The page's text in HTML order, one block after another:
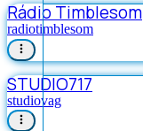
Rádio Timblesom
radiotimblesom
STUDIO717
studiovag